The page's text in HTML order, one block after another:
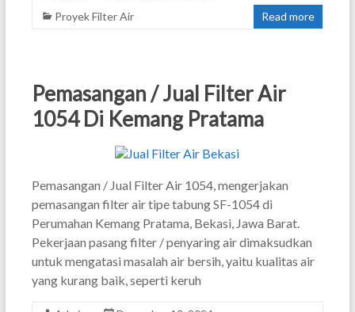
Proyek Filter Air
Read more
Pemasangan / Jual Filter Air
1054 Di Kemang Pratama
Pemasangan / Jual Filter Air 1054, mengerjakan
pemasangan filter air tipe tabung SF-1054 di
Perumahan Kemang Pratama, Bekasi, Jawa Barat.
Pekerjaan pasang filter / penyaring air dimaksudkan
untuk mengatasi masalah air bersih, yaitu kualitas air
yang kurang baik, seperti keruh